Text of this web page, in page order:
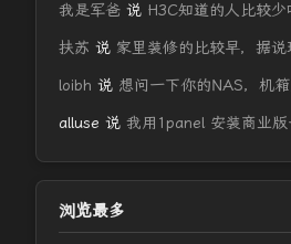
我是军爸 说 H3C知道的人比较
扶苏 说 家里装修的比较早，据
loibh 说 想问一下你的NAS，机
alluse 说 我用1panel 安装商业
浏览最多